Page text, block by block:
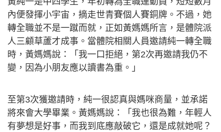
內便發揮小宇宙，摘走世青賽個人賽銅牌。不過，她
轉全職並不是一蹴而就，正如黃媽媽所言，是體院派
人三顧草蘆才成事。當體院相關人員邀請純一轉全職
時，黃媽媽說：「我一口拒絕，第2次再邀請我仍不
變，因為小朋友應以讀書為重。」
至第3次獲邀請時，純一很認真與媽咪商量，並承諾
將來會大學畢業。黃媽媽說：「我也很為難，年輕人
有夢想是好事，而我到底應敲破它，還是成就她呢？